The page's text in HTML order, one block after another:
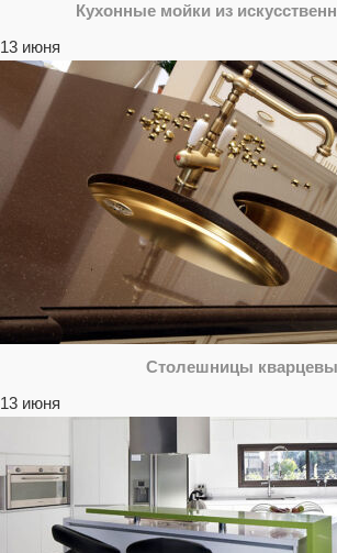
Кухонные мойки из
13 июня
Столешницы
13 июня